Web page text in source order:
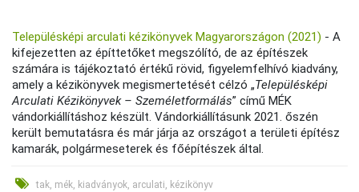
Településképi arculati kézikönyvek Magyarországon (2021) - A
kifejezetten az építtetőket megszólító, de az építészek
számára is tájékoztató értékű rövid, figyelemfelhívó kiadvány,
amely a kézikönyvek megismertetését célzó „Településképi
Arculati Kézikönyvek – Személetformálás” című MÉK
vándorkiállításhoz készült. Vándorkiállításunk 2021. őszén
került bemutatásra és már járja az országot a területi építész
kamarák, polgármeseterek és főépítészek által.
tak, mék, kiadványok, arculati, kézikönyv